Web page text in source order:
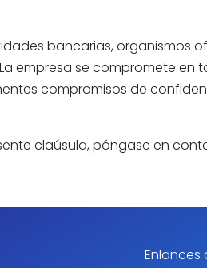
bancarias, organismos
empresa se compromete
compromisos de
claúsula, póngase en
Enlances